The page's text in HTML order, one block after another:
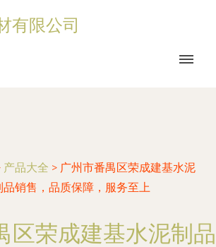
有限公司
产品大全 > 广州市番禺区荣成建基水泥
销售，品质保障，服务至上
区荣成建基水泥制品